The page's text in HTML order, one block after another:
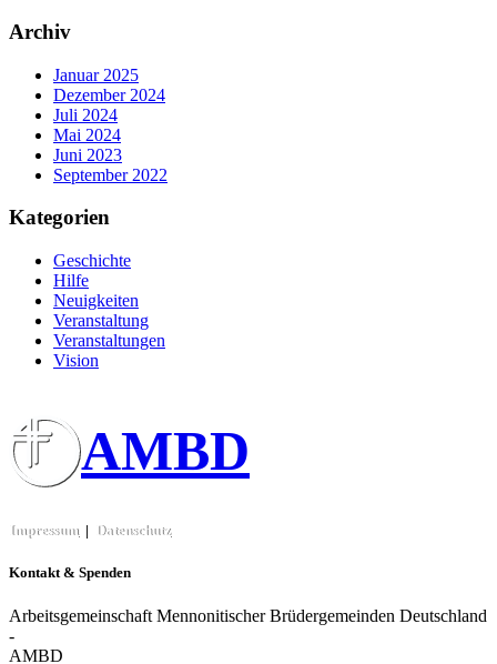
Archiv
Januar 2025
Dezember 2024
Juli 2024
Mai 2024
Juni 2023
September 2022
Kategorien
Geschichte
Hilfe
Neuigkeiten
Veranstaltung
Veranstaltungen
Vision
AMBD
Impressum| Datenschutz
Kontakt & Spenden
Arbeitsgemeinschaft Mennonitischer Brüdergemeinden Deutschland
-
AMBD